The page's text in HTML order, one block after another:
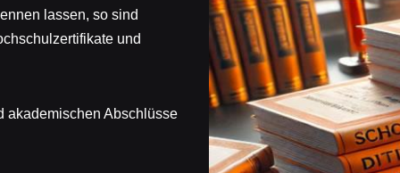
lassen, so sind
und
akademischen Abschlüsse